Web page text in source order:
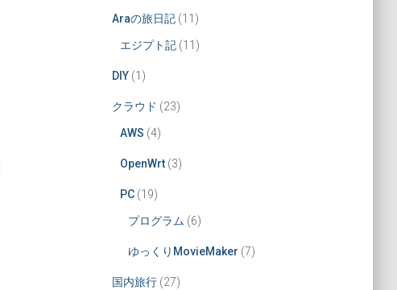
Araの旅日記(11)
エジプト記(11)
DIY(1)
クラウド (23)
AWS (4)
OpenWrt(3)
PC(19)
プログラム (6)
ゆっくりMovieMaker (7)
国内旅行(27)